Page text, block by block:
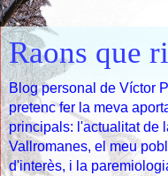
Raons que
Blog personal de Víctor
pretenc fer la meva
principals: l'actualitat de
Vallromanes, el meu
d'interès, i la